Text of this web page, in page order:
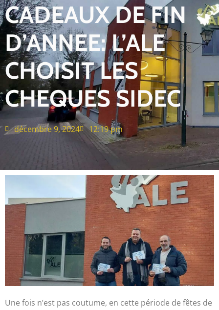
CADEAUX DE FIN
D’ANNEE: L’ALE
CHOISIT LES
CHEQUES SIDEC
décembre 9, 2024 12:19 pm
Une fois n’est pas coutume, en cette période de fêtes de